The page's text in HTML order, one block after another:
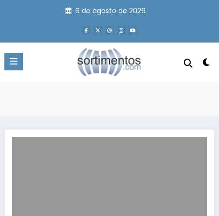
6 de agosto de 2026